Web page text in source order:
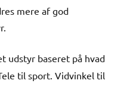
mere af god
udstyr baseret på hvad
til sport. Vidvinkel til